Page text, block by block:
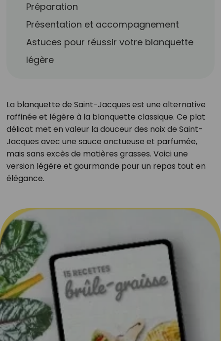
Préparation
Présentation et accompagnement
Astuces pour réussir votre blanquette
légère
La blanquette de Saint-Jacques est une alternative
raffinée et légère à la blanquette classique. Ce plat
délicat met en valeur la douceur des noix de Saint-
Jacques avec une sauce onctueuse et parfumée,
mais sans excès de matières grasses. Voici une
version légère et gourmande pour un repas tout en
élégance.